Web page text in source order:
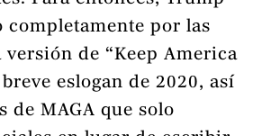
completamente por las
versión de “Keep America
eslogan de 2020, así
de MAGA que solo